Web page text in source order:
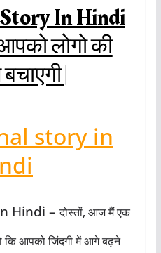
In Hindi
लोगो की
|
story in
Hindi –दोस्तों, आज मैं एक
कि आपको जिंदगी में आगे बढ़ने